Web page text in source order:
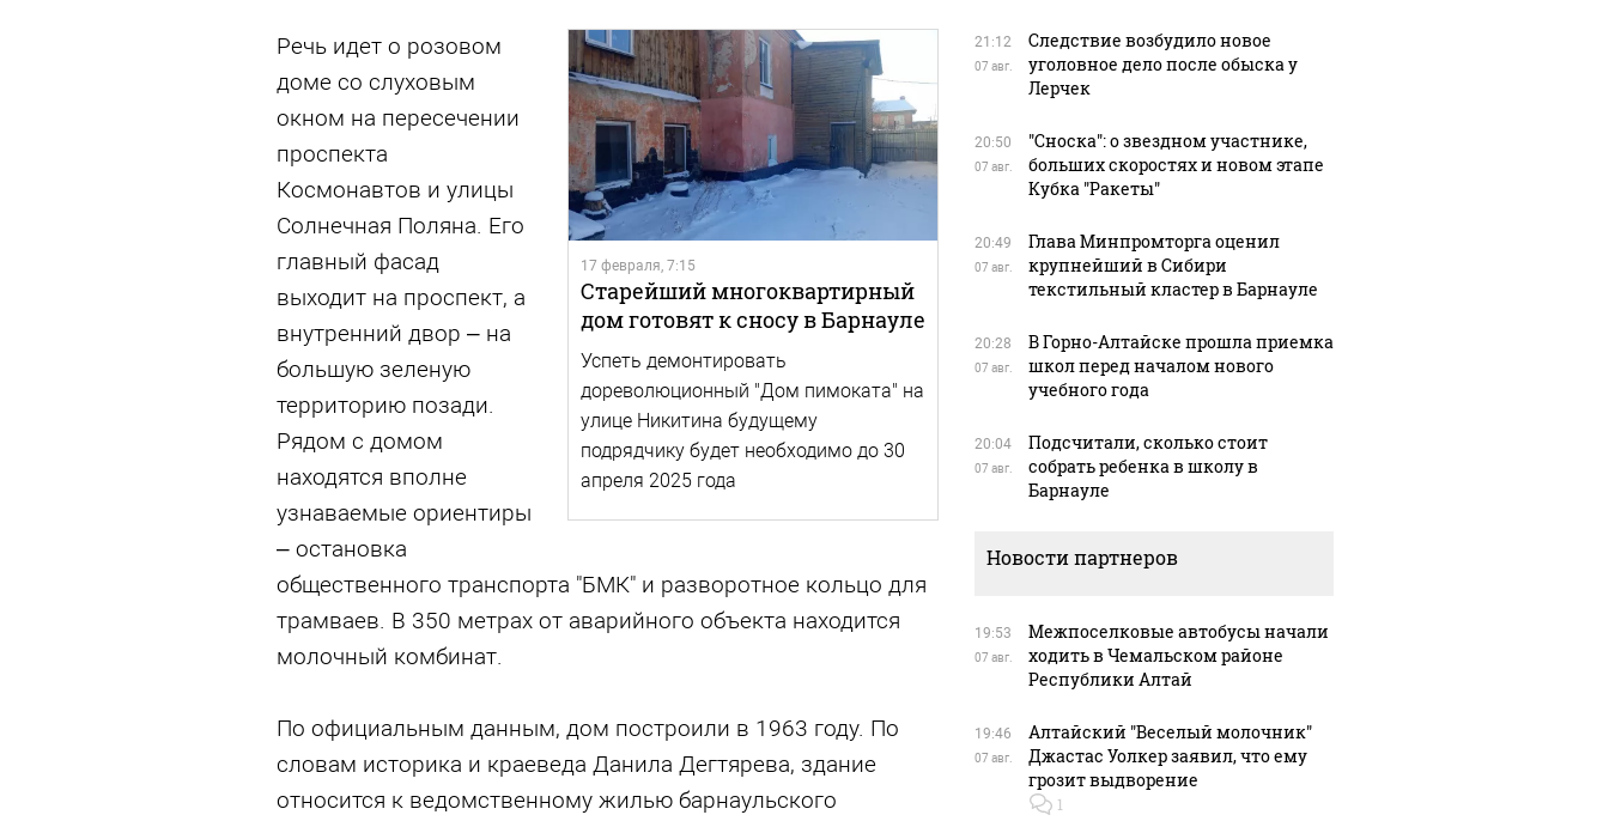
17 февраля, 7:15
Старейший многоквартирный
дом готовят к сносу в Барнауле
Успеть демонтировать
дореволюционный "Дом пимоката" на
улице Никитина будущему
подрядчику будет необходимо до 30
апреля 2025 года
Речь идет о розовом
доме со слуховым
окном на пересечении
проспекта
Космонавтов и улицы
Солнечная Поляна. Его
главный фасад
выходит на проспект, а
внутренний двор – на
большую зеленую
территорию позади.
Рядом с домом
находятся вполне
узнаваемые ориентиры
– остановка
общественного транспорта "БМК" и разворотное кольцо для
трамваев. В 350 метрах от аварийного объекта находится
молочный комбинат.
По официальным данным, дом построили в 1963 году. По
словам историка и краеведа Данила Дегтярева, здание
относится к ведомственному жилью барнаульского
21:12
07 авг.
Следствие возбудило новое
уголовное дело после обыска у
Лерчек
20:50
07 авг.
"Сноска": о звездном участнике,
больших скоростях и новом этапе
Кубка "Ракеты"
20:49
07 авг.
Глава Минпромторга оценил
крупнейший в Сибири
текстильный кластер в Барнауле
20:28
07 авг.
В Горно-Алтайске прошла приемка
школ перед началом нового
учебного года
20:04
07 авг.
Подсчитали, сколько стоит
собрать ребенка в школу в
Барнауле
Новости партнеров
19:53
07 авг.
Межпоселковые автобусы начали
ходить в Чемальском районе
Республики Алтай
19:46
07 авг.
Алтайский "Веселый молочник"
Джастас Уолкер заявил, что ему
грозит выдворение
1